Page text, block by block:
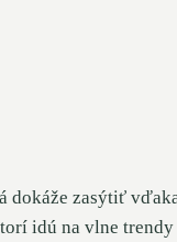
dokáže zasýtiť
idú na vlne